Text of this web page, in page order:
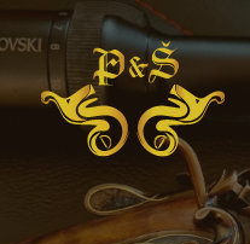
to
content